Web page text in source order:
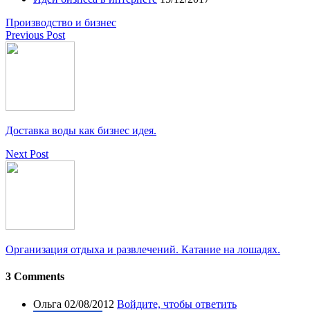
Производство и бизнес
Previous Post
Доставка воды как бизнес идея.
Next Post
Организация отдыха и развлечений. Катание на лошадях.
3 Comments
Ольга 02/08/2012 Войдите, чтобы ответить